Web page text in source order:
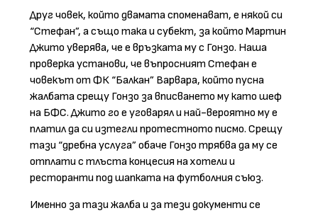
Друг човек, който двамата споменават, е някой си
“Стефан”, а също така и субект, за който Мартин
Джито уверява, че е връзката му с Гонзо. Наша
проверка установи, че въпросният Стефан е
човекът от ФК “Балкан” Варвара, който пусна
жалбата срещу Гонзо за вписването му като шеф
на БФС. Джито го е уговарял и най-вероятно му е
платил да си изтегли протестното писмо. Срещу
тази “дребна услуга” обаче Гонзо трябва да му се
отплати с тлъста концесия на хотели и
ресторанти под шапката на футболния съюз.
Именно за тази жалба и за тези документи се